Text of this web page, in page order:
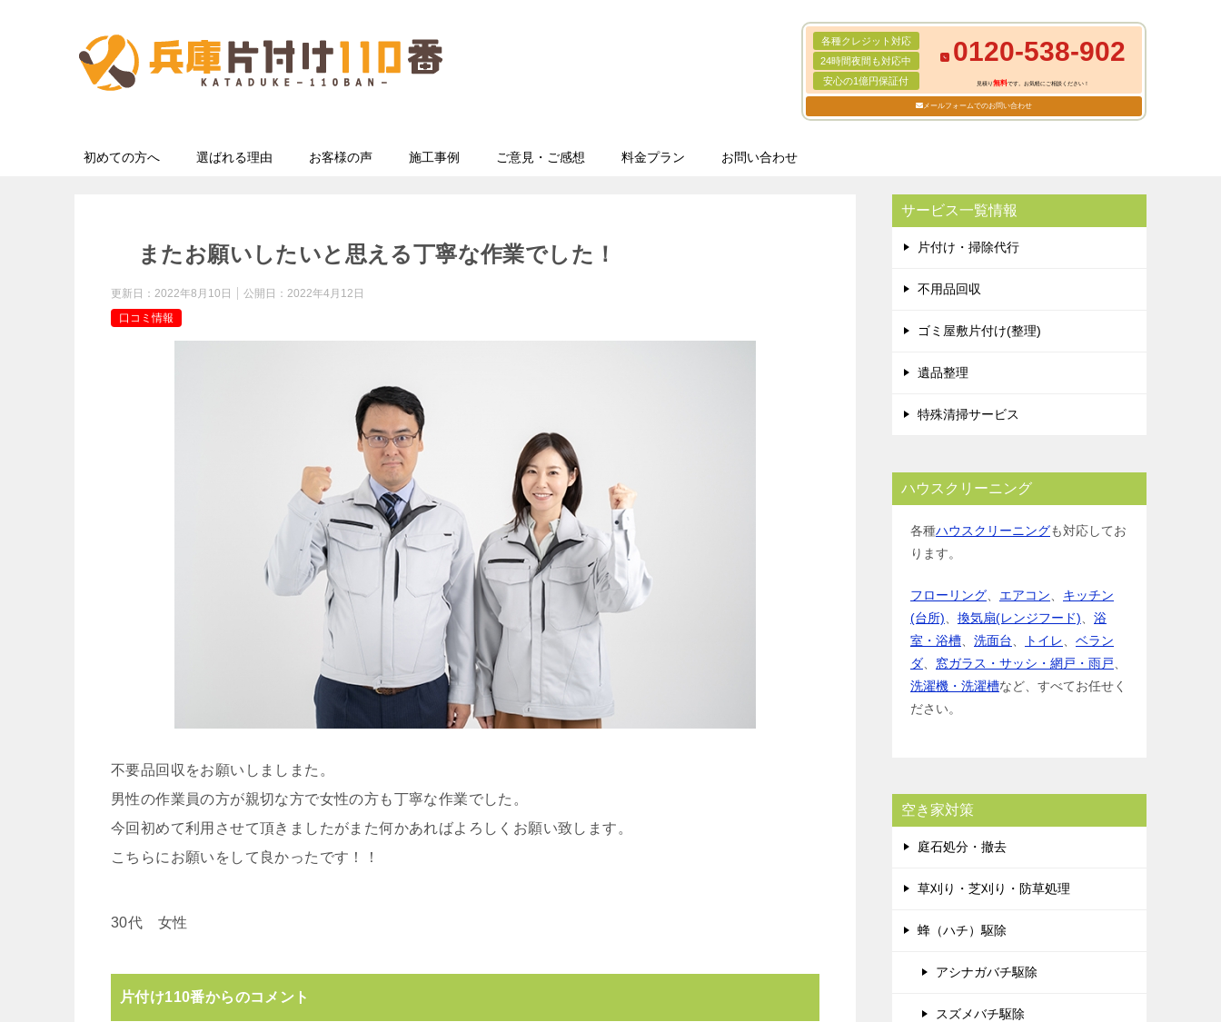
各種クレジット対応
24時間夜間も対応中
安心の1億円保証付
0120-538-902
見積り無料です。お気軽にご相談ください！
メールフォームでのお問い合わせ
初めての方へ 選ばれる理由 お客様の声 施工事例 ご意見・ご感想 料金プラン お問い合わせ
またお願いしたいと思える丁寧な作業でした！
更新日： 2022年8月10日 公開日： 2022年4月12日
口コミ情報
不要品回収をお願いしましまた。
男性の作業員の方が親切な方で女性の方も丁寧な作業でした。
今回初めて利用させて頂きましたがまた何かあればよろしくお願い致します。
こちらにお願いをして良かったです！！
30代 女性
片付け110番からのコメント
サービス一覧情報
片付け・掃除代行
不用品回収
ゴミ屋敷片付け(整理)
遺品整理
特殊清掃サービス
ハウスクリーニング
各種ハウスクリーニングも対応してお
ります。
フローリング エアコン
キッチン
(台所)
換気扇(レンジフード)
浴
室・浴槽
洗面台 トイレ
ベラン
ダ
窓ガラス・サッシ・網戸・雨戸
洗濯機・洗濯槽など、すべてお任せく
ださい。
空き家対策
庭石処分・撤去
草刈り・芝刈り・防草処理
蜂（ハチ）駆除
アシナガバチ駆除
スズメバチ駆除